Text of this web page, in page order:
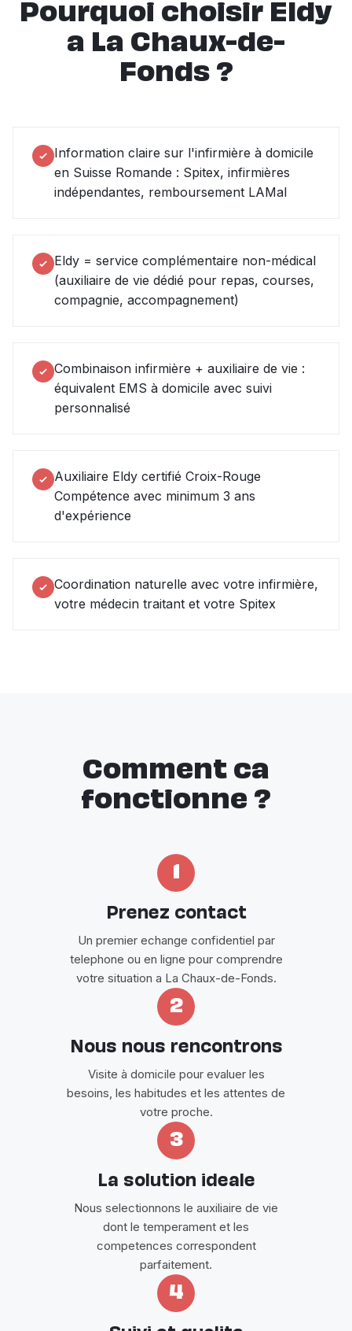
Pourquoi choisir Eldy
a La Chaux-de-
Fonds ?
Information claire sur l'infirmière à domicile
en Suisse Romande : Spitex, infirmières
indépendantes, remboursement LAMal
Eldy = service complémentaire non-médical
(auxiliaire de vie dédié pour repas, courses,
compagnie, accompagnement)
Combinaison infirmière + auxiliaire de vie :
équivalent EMS à domicile avec suivi
personnalisé
Auxiliaire Eldy certifié Croix-Rouge
Compétence avec minimum 3 ans
d'expérience
Coordination naturelle avec votre infirmière,
votre médecin traitant et votre Spitex
Comment ca
fonctionne ?
Prenez contact
Un premier echange confidentiel par
telephone ou en ligne pour comprendre
votre situation a La Chaux-de-Fonds.
2
Nous nous rencontrons
Visite à domicile pour evaluer les
besoins, les habitudes et les attentes de
votre proche.
3
La solution ideale
Nous selectionnons le auxiliaire de vie
dont le temperament et les
competences correspondent
parfaitement.
4